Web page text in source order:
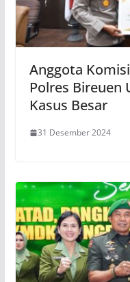
Anggota
Polres Bireuen
Kasus Besar
31 Desember 2024